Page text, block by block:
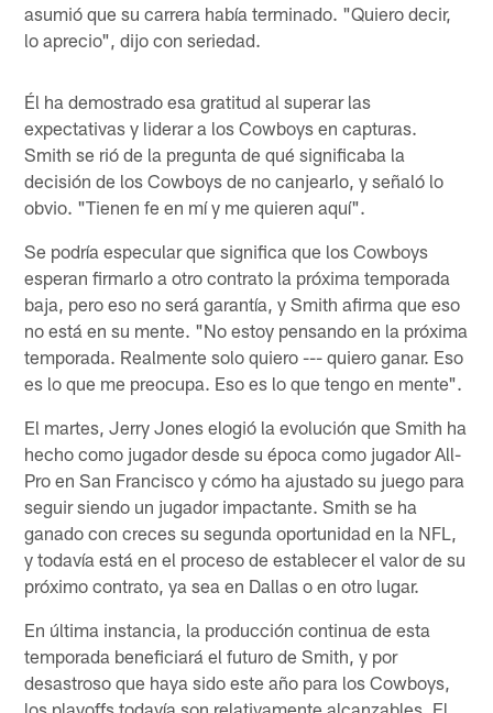
asumió que su carrera había terminado. "Quiero decir,
lo aprecio", dijo con seriedad.
Él ha demostrado esa gratitud al superar las
expectativas y liderar a los Cowboys en capturas.
Smith se rió de la pregunta de qué significaba la
decisión de los Cowboys de no canjearlo, y señaló lo
obvio. "Tienen fe en mí y me quieren aquí".
Se podría especular que significa que los Cowboys
esperan firmarlo a otro contrato la próxima temporada
baja, pero eso no será garantía, y Smith afirma que eso
no está en su mente. "No estoy pensando en la próxima
temporada. Realmente solo quiero --- quiero ganar. Eso
es lo que me preocupa. Eso es lo que tengo en mente".
El martes, Jerry Jones elogió la evolución que Smith ha
hecho como jugador desde su época como jugador All-
Pro en San Francisco y cómo ha ajustado su juego para
seguir siendo un jugador impactante. Smith se ha
ganado con creces su segunda oportunidad en la NFL,
y todavía está en el proceso de establecer el valor de su
próximo contrato, ya sea en Dallas o en otro lugar.
En última instancia, la producción continua de esta
temporada beneficiará el futuro de Smith, y por
desastroso que haya sido este año para los Cowboys,
los playoffs todavía son relativamente alcanzables. El